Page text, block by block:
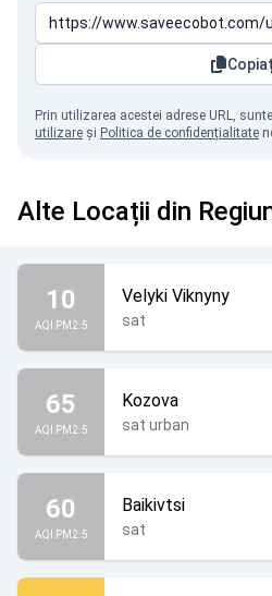
Prin utilizarea acestei adrese URL,
utilizare și Politica de confidențialitate
Alte Locații din
10
AQI PM2.5
Velyki Viknyny
sat
65
AQI PM2.5
Kozova
sat urban
60
AQI PM2.5
Baikivtsi
sat